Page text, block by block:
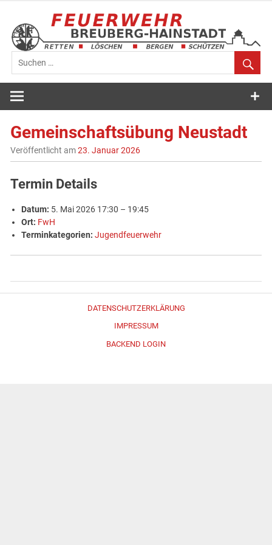
springen
Feuerwehr
Breuberg-
Hainstadt
Gemeinschaftsübung Neustadt
Veröffentlicht am23. Januar 2026
Termin Details
Datum: 5. Mai 2026 17:30 – 19:45
Ort: FwH
Terminkategorien: Jugendfeuerwehr
DATENSCHUTZERKLÄRUNG
IMPRESSUM
BACKEND LOGIN